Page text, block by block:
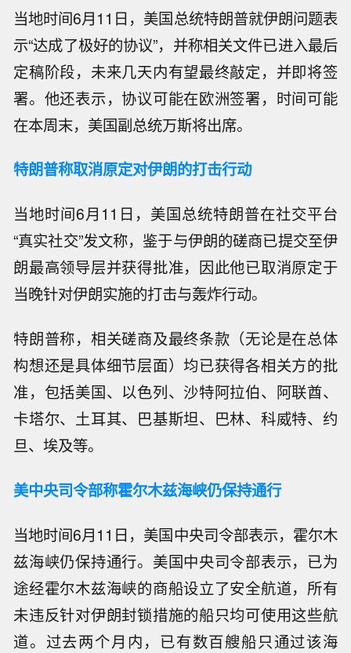
当地时间6月11日，美国总统特朗普就伊朗问题表
示“达成了极好的协议”，并称相关文件已进入最后
定稿阶段，未来几天内有望最终敲定，并即将签
署。他还表示，协议可能在欧洲签署，时间可能
在本周末，美国副总统万斯将出席。
特朗普称取消原定对伊朗的打击行动
当地时间6月11日，美国总统特朗普在社交平台
“真实社交”发文称，鉴于与伊朗的磋商已提交至伊
朗最高领导层并获得批准，因此他已取消原定于
当晚针对伊朗实施的打击与轰炸行动。
特朗普称，相关磋商及最终条款（无论是在总体
构想还是具体细节层面）均已获得各相关方的批
准，包括美国、以色列、沙特阿拉伯、阿联酋、
卡塔尔、土耳其、巴基斯坦、巴林、科威特、约
旦、埃及等。
美中央司令部称霍尔木兹海峡仍保持通行
当地时间6月11日，美国中央司令部表示，霍尔木
兹海峡仍保持通行。美国中央司令部表示，已为
途经霍尔木兹海峡的商船设立了安全航道，所有
未违反针对伊朗封锁措施的船只均可使用这些航
道。过去两个月内，已有数百艘船只通过该海